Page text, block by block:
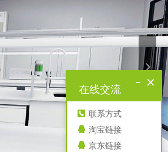
×
-
在线交流
联系方式
淘宝链接
京东链接